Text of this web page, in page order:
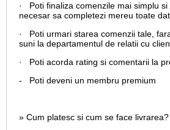
· Poti finaliza comenzile mai simplu
necesar sa completezi mereu toate
· Poti urmari starea comenzii tale,
suni la departamentul de relatii cu
· Poti acorda rating si comentarii la
- Poti deveni un membru premium
» Cum platesc si cum se face livrarea?